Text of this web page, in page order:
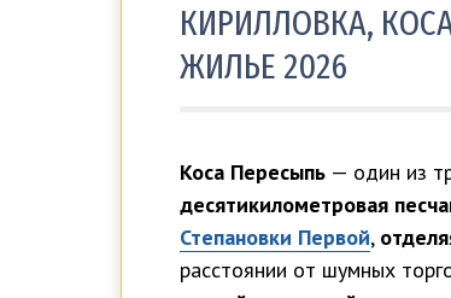
КИРИЛЛОВКА,
ЖИЛЬЕ 2026
Коса Пересыпь— один из
десятикилометровая
Степановки Первой,
расстоянии от шумных